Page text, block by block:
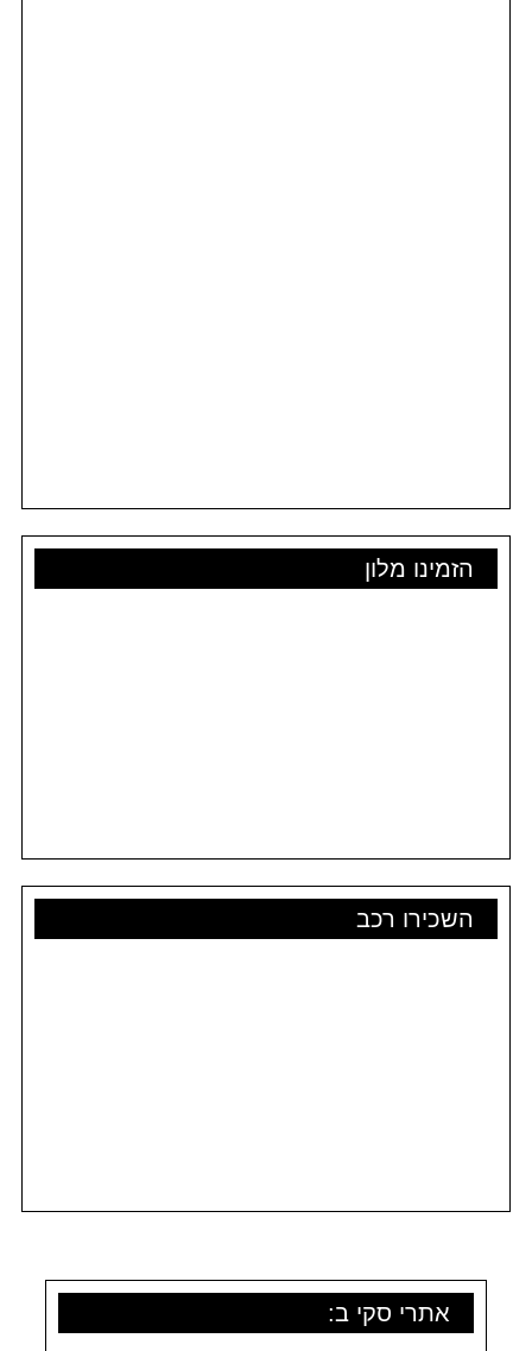
הזמינו מלון
השכירו רכב
אתרי סקי ב: